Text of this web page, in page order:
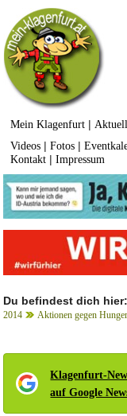
Mein Klagenfurt |
Videos |Fotos |
Kontakt |Impressum
Du befindest dich hier:
2014
Aktionen gegen
Klagenfurt-
auf Google